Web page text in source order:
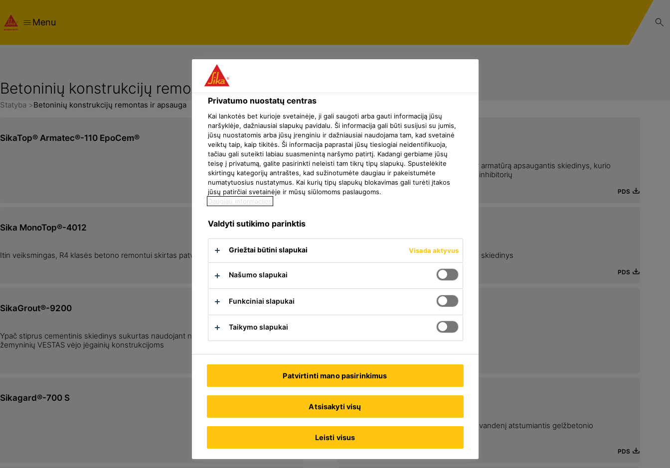
Menu
Betoninių konstrukcijų remontas ir apsauga
Statyba Betoninių konstrukcijų remontas ir apsauga
SikaTop® Armatec®-110 EpoCem® Sika MonoTop®-1010
Cementinis sukibimą gerinantis gruntas ir armatūrą apsaugantis skiedinys, kurio
sudėtyje yra perdirbtų žaliavų ir korozijos inhibitorių
PDS
Sika MonoTop®-4012
Itin veiksmingas, R4 klasės betono remontui skirtas patvarus skiedinys
PDS
Universalus labai efektyvus konstrukcinis skiedinys
PDS
SikaGrout®-9200
Ypač stiprus cementinis skiedinys sukurtas naudojant nanotechnologiją ir skirtas
žemyninių VESTAS vėjo jėgainių konstrukcijoms
Sika® FerroGard®-903 Plus
Sikagard®-700 S Sikagard®-705 L
Skystas pasyvusis korozijos inhibitorius / vandenį atstumiantis gelžbetonio
impregnantas
PDS
Privatumo nuostatų centras
Kai lankotės bet kurioje svetainėje, ji gali saugoti arba gauti informaciją jūsų
naršyklėje, dažniausiai slapukų pavidalu. Ši informacija gali būti susijusi su jumis,
jūsų nuostatomis arba jūsų įrenginiu ir dažniausiai naudojama tam, kad svetainė
veiktų taip, kaip tikitės. Ši informacija paprastai jūsų tiesiogiai neidentifikuoja,
tačiau gali suteikti labiau suasmenintą naršymo patirtį. Kadangi gerbiame jūsų
teisę į privatumą, galite pasirinkti neleisti tam tikrų tipų slapukų. Spustelėkite
skirtingų kategorijų antraštes, kad sužinotumėte daugiau ir pakeistumėte
numatytuosius nustatymus. Kai kurių tipų slapukų blokavimas gali turėti įtakos
jūsų patirčiai svetainėje ir mūsų siūlomoms paslaugoms.
Daugiau informacijos
Valdyti sutikimo parinktis
Griežtai būtini slapukai Visada aktyvus
Našumo slapukai
Funkciniai slapukai
Taikymo slapukai
Patvirtinti mano pasirinkimus
Atsisakyti visų
Leisti visus